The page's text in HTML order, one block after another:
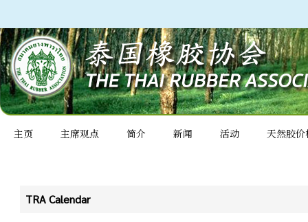
主页 主席观点 简介 新闻 活动 天然胶价
TRA Calendar